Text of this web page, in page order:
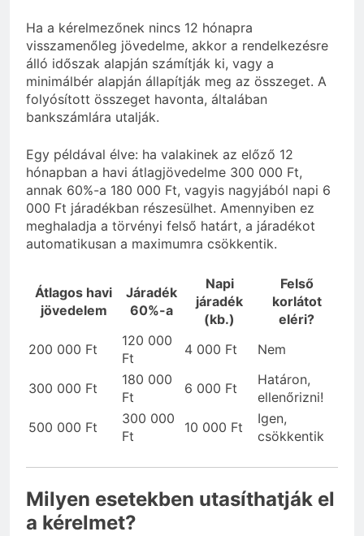
Ha a kérelmezőnek nincs 12 hónapra
visszamenőleg jövedelme, akkor a rendelkezésre
álló időszak alapján számítják ki, vagy a
minimálbér alapján állapítják meg az összeget. A
folyósított összeget havonta, általában
bankszámlára utalják.
Egy példával élve: ha valakinek az előző 12
hónapban a havi átlagjövedelme 300 000 Ft,
annak 60%-a 180 000 Ft, vagyis nagyjából napi 6
000 Ft járadékban részesülhet. Amennyiben ez
meghaladja a törvényi felső határt, a járadékot
automatikusan a maximumra csökkentik.
Átlagos havi
jövedelem
Járadék
60%-a
Napi
járadék
(kb.)
Felső
korlátot
eléri?
200 000 Ft
120 000
Ft
4 000 Ft Nem
300 000 Ft
180 000
Ft
6 000 Ft
Határon,
ellenőrizni!
500 000 Ft
300 000
Ft
10 000 Ft
Igen,
csökkentik
Milyen esetekben utasíthatják el
a kérelmet?